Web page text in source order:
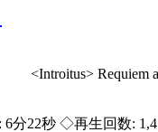
<Introitus> Requiem
分22秒 ◇再生回数: